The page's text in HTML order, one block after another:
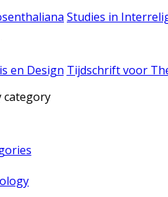
Studies in
en Design Tijdschrift voor
category